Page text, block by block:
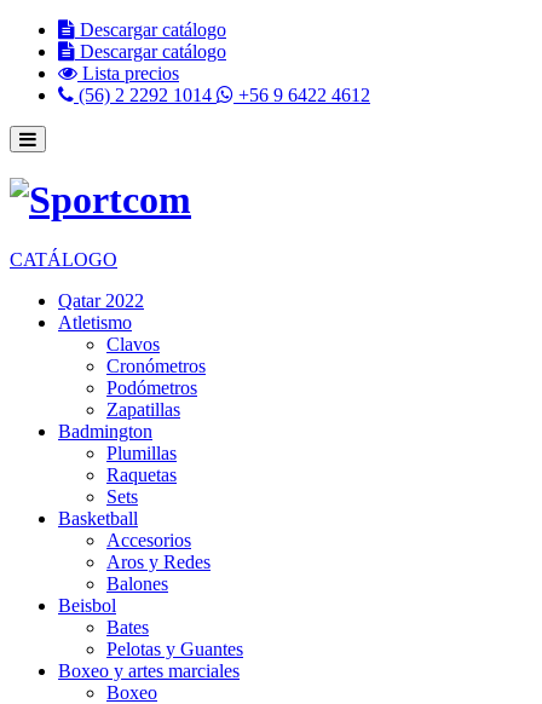
Descargar catálogo
Descargar catálogo
Lista precios
(56) 2 2292 1014
+56 9 6422 4612
CATÁLOGO
Qatar 2022
Atletismo
Clavos
Cronómetros
Podómetros
Zapatillas
Badmington
Plumillas
Raquetas
Sets
Basketball
Accesorios
Aros y Redes
Balones
Beisbol
Bates
Pelotas y Guantes
Boxeo y artes marciales
Boxeo